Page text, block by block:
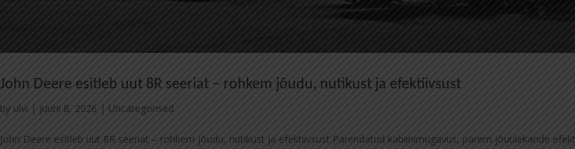
John Deere esitleb uut 8R seeriat – rohkem jõudu, nutikust ja efektiivsust
by ulvi | juuni 8, 2026 | Uncategorised
John Deere esitleb uut 8R seeriat – rohkem jõudu, nutikust ja efektiivsust Parendatud kabiinimugavus, parem jõuülekande